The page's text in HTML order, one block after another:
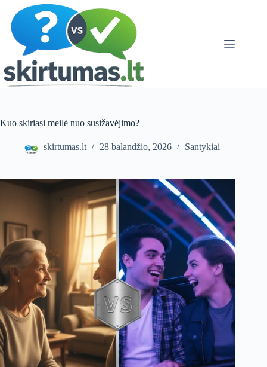
content
Kuo skiriasi meilė nuo susižavėjimo?
skirtumas.lt 28 balandžio, 2026 Santykiai